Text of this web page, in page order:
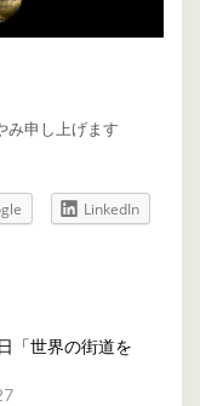
み申し上げます
LinkedIn
「世界の街道を